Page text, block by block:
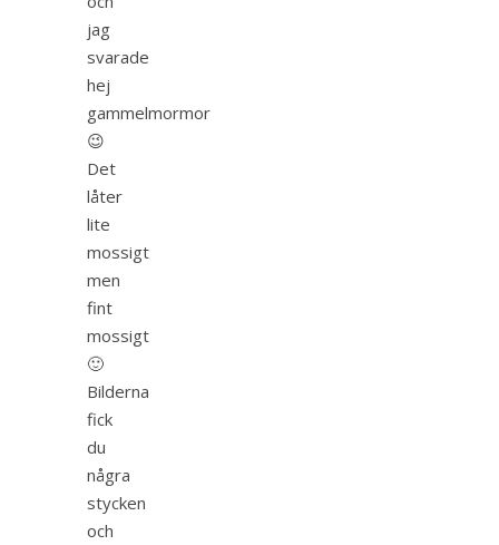
jag
svarade
hej
gammelmormor
😉
Det
låter
lite
mossigt
men
fint
mossigt
🙂
Bilderna
fick
du
några
stycken
och